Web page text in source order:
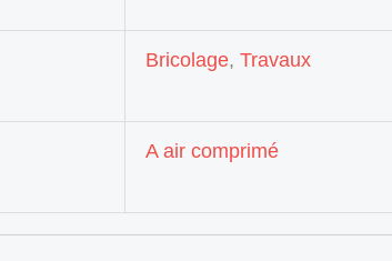
Bricolage, Travaux
A air comprimé